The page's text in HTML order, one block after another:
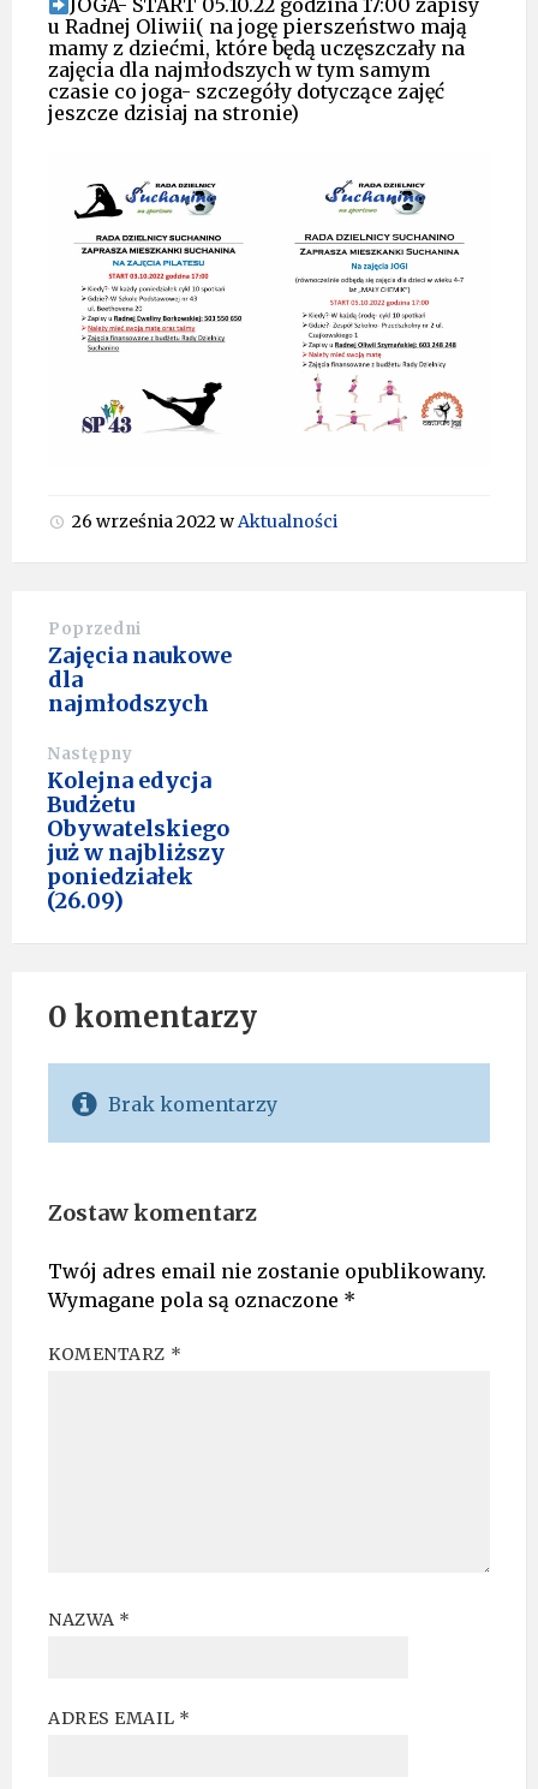
JOGA- START 05.10.22 godzina 17:00 zapisy
u Radnej Oliwii( na jogę pierszeństwo mają
mamy z dziećmi, które będą uczęszczały na
zajęcia dla najmłodszych w tym samym
czasie co joga- szczegóły dotyczące zajęć
jeszcze dzisiaj na stronie)
26 września 2022w Aktualności
Poprzedni
Zajęcia naukowe
dla
najmłodszych
Następny
Kolejna edycja
Budżetu
Obywatelskiego
już w najbliższy
poniedziałek
(26.09)
0 komentarzy
Brak komentarzy
Zostaw komentarz
Twój adres email nie zostanie opublikowany.
Wymagane pola są oznaczone *
KOMENTARZ *
NAZWA *
ADRES EMAIL *